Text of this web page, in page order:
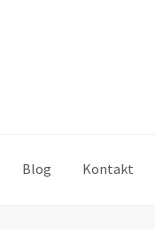
Blog Kontakt